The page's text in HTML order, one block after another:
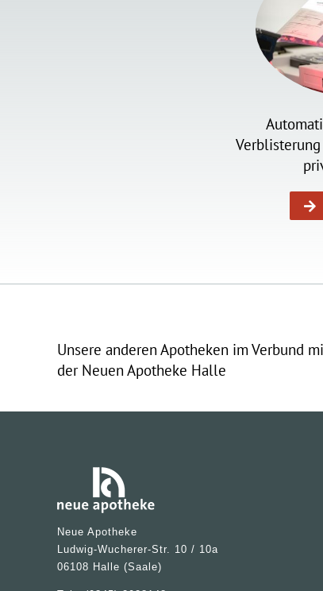
Unsere anderen Apotheken im Verbund
der Neuen Apotheke Halle
Neue Apotheke
Ludwig-Wucherer-Str. 10 / 10a
06108 Halle (Saale)